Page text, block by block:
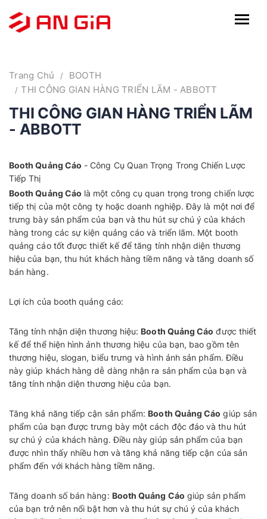
Trang Chủ
BOOTH
THI CÔNG GIAN HÀNG TRIỂN LÃM - ABBOTT
THI CÔNG GIAN HÀNG TRIỂN LÃM
- ABBOTT
Booth Quảng Cáo - Công Cụ Quan Trọng Trong Chiến Lược
Tiếp Thị
Booth Quảng Cáo là một công cụ quan trọng trong chiến lược
tiếp thị của một công ty hoặc doanh nghiệp. Đây là một nơi để
trưng bày sản phẩm của bạn và thu hút sự chú ý của khách
hàng trong các sự kiện quảng cáo và triển lãm. Một booth
quảng cáo tốt được thiết kế để tăng tính nhận diện thương
hiệu của bạn, thu hút khách hàng tiềm năng và tăng doanh số
bán hàng.
Lợi ích của booth quảng cáo:
Tăng tính nhận diện thương hiệu: Booth Quảng Cáo được thiết
kế để thể hiện hình ảnh thương hiệu của bạn, bao gồm tên
thương hiệu, slogan, biểu trưng và hình ảnh sản phẩm. Điều
này giúp khách hàng dễ dàng nhận ra sản phẩm của bạn và
tăng tính nhận diện thương hiệu của bạn.
Tăng khả năng tiếp cận sản phẩm: Booth Quảng Cáo giúp sản
phẩm của bạn được trưng bày một cách độc đáo và thu hút
sự chú ý của khách hàng. Điều này giúp sản phẩm của bạn
được nhìn thấy nhiều hơn và tăng khả năng tiếp cận của sản
phẩm đến với khách hàng tiềm năng.
Tăng doanh số bán hàng: Booth Quảng Cáo giúp sản phẩm
của bạn trở nên nổi bật hơn và thu hút sự chú ý của khách